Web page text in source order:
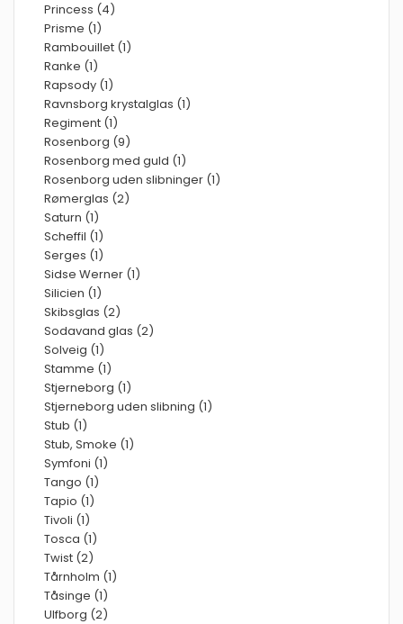
Princess (4)
Prisme (1)
Rambouillet (1)
Ranke (1)
Rapsody (1)
Ravnsborg krystalglas (1)
Regiment (1)
Rosenborg (9)
Rosenborg med guld (1)
Rosenborg uden slibninger (1)
Rømerglas (2)
Saturn (1)
Scheffil (1)
Serges (1)
Sidse Werner (1)
Silicien (1)
Skibsglas (2)
Sodavand glas (2)
Solveig (1)
Stamme (1)
Stjerneborg (1)
Stjerneborg uden slibning (1)
Stub (1)
Stub, Smoke (1)
Symfoni (1)
Tango (1)
Tapio (1)
Tivoli (1)
Tosca (1)
Twist (2)
Tårnholm (1)
Tåsinge (1)
Ulfborg (2)